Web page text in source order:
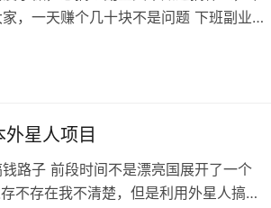
，一天赚个几十块不是问题 下班副业抖
星人项目
路子 前段时间不是漂亮国展开了一个
不存在我不清楚，但是利用外星人搞